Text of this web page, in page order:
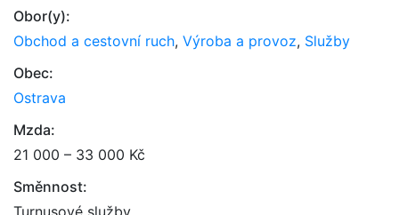
Obor(y):
Obchod a cestovní ruch, Výroba a provoz, Služby
Obec:
Ostrava
Mzda:
21 000 – 33 000 Kč
Směnnost:
Turnusové služby